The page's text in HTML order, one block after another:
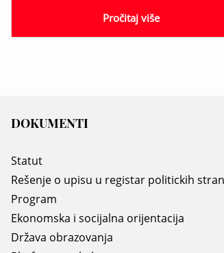
Pročitaj više
DOKUMENTI
Statut
Rešenje o upisu u registar politickih
Program
Ekonomska i socijalna orijentacija
Država obrazovanja